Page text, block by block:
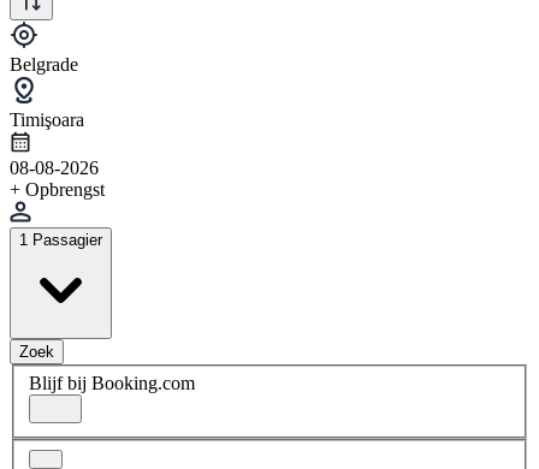
Belgrade
Timişoara
08-08-2026
+ Opbrengst
1 Passagier
Zoek
Blijf bij Booking.com